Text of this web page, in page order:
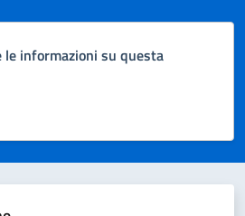
le informazioni su questa
5 stelle su 5
stelle su 5
su 5
5